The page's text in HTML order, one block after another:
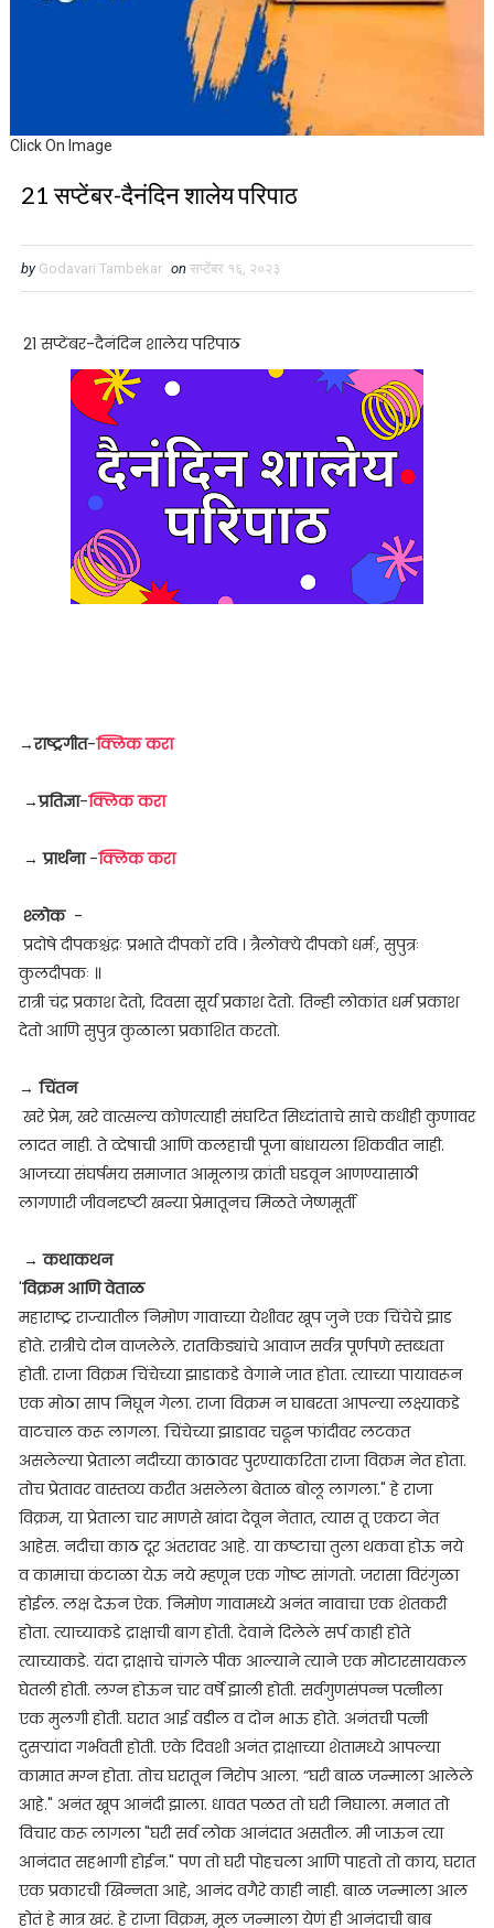
Click On Image
21 सप्टेंबर-दैनंदिन शालेय परिपाठ
by Godavari Tambekar on सप्टेंबर १६, २०२३
21 सप्टेंबर-दैनंदिन शालेय परिपाठ
→राष्ट्रगीत-क्लिक करा
→प्रतिज्ञा-क्लिक करा
→प्रार्थना-क्लिक करा
श्लोक-
प्रदोषे दीपकश्चंद्रः प्रभाते दीपकों रवि । त्रैलोक्ये दीपको धर्मः, सुपुत्रः
कुलदीपकः ॥
रात्री चंद्र प्रकाश देतो, दिवसा सूर्य प्रकाश देतो. तिन्ही लोकांत धर्म प्रकाश
देतो आणि सुपुत्र कुळाला प्रकाशित करतो.
→ चिंतन
खरे प्रेम, खरे वात्सल्य कोणत्याही संघटित सिध्दांताचे साचे कधीही कुणावर
लादत नाही. ते व्देषाची आणि कलहाची पूजा बांधायला शिकवीत नाही.
आजच्या संघर्षमय समाजात आमूलाग्र क्रांती घडवून आणण्यासाठी
लागणारी जीवनदृष्टी खन्या प्रेमातूनच मिळते जेष्णमूर्ती
→कथाकथन
'विक्रम आणि वेताळ
महाराष्ट्र राज्यातील निमोण गावाच्या येशीवर खूप जुने एक चिंचेचे झाड
होते. रात्रीचे दोन वाजलेले. रातकिड्यांचे आवाज सर्वत्र पूर्णपणे स्तब्धता
होती. राजा विक्रम चिंचेच्या झाडाकडे वेगाने जात होता. त्याच्या पायावरून
एक मोठा साप निघून गेला. राजा विक्रम न घाबरता आपल्या लक्ष्याकडे
वाटचाल करू लागला. चिंचेच्या झाडावर चढून फांदीवर लटकत
असलेल्या प्रेताला नदीच्या काठावर पुरण्याकरिता राजा विक्रम नेत होता.
तोच प्रेतावर वास्तव्य करीत असलेला बेताळ बोलू लागला." हे राजा
विक्रम, या प्रेताला चार माणसे खांदा देवून नेतात, त्यास तू एकटा नेत
आहेस. नदीचा काठ दूर अंतरावर आहे. या कष्टाचा तुला थकवा होऊ नये
व कामाचा कंटाळा येऊ नये म्हणून एक गोष्ट सांगतो. जरासा विरंगुळा
होईल. लक्ष देऊन ऐक. निमोण गावामध्ये अनंत नावाचा एक शेतकरी
होता. त्याच्याकडे द्राक्षाची बाग होती. देवाने दिलेले सर्प काही होते
त्याच्याकडे. यंदा द्राक्षाचे चांगले पीक आल्याने त्याने एक मोटारसायकल
घेतली होती. लग्न होऊन चार वर्षे झाली होती. सर्वगुणसंपन्न पत्नीला
एक मुलगी होती. घरात आई वडील व दोन भाऊ होते. अनंतची पत्नी
दुसऱ्यांदा गर्भवती होती. एके दिवशी अनंत द्राक्षाच्या शेतामध्ये आपल्या
कामात मग्न होता. तोच घरातून निरोप आला. “घरी बाळ जन्माला आलेले
आहे." अनंत खूप आनंदी झाला. धावत पळत तो घरी निघाला. मनात तो
विचार करू लागला "घरी सर्व लोक आनंदात असतील. मी जाऊन त्या
आनंदात सहभागी होईन." पण तो घरी पोहचला आणि पाहतो तो काय, घरात
एक प्रकारची खिन्नता आहे, आनंद वगैरे काही नाही. बाळ जन्माला आल
होतं हे मात्र खरं. हे राजा विक्रम, मूल जन्माला येणं ही आनंदाची बाब